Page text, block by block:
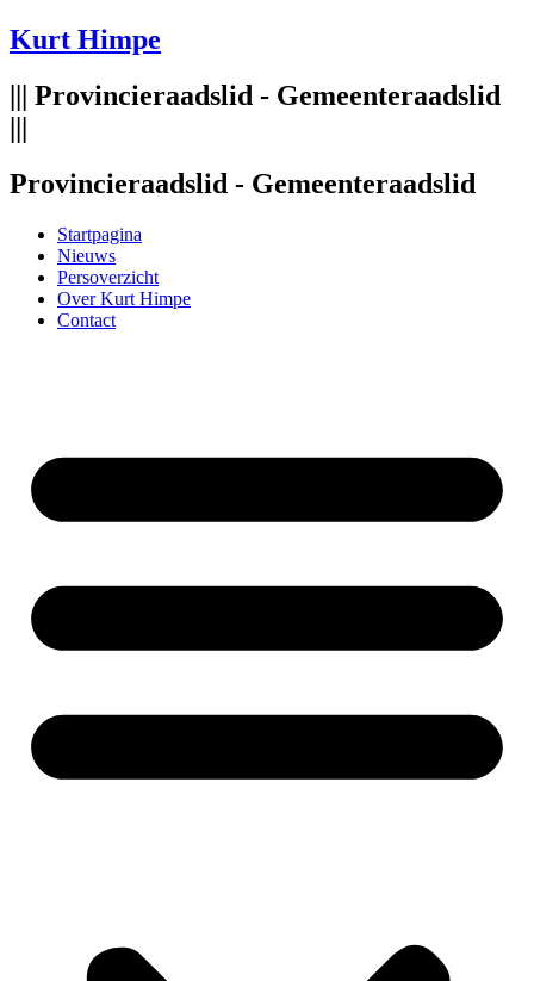
Spring
naar
inhoud
Kurt Himpe
||| Provincieraadslid - Gemeenteraadslid
|||
Provincieraadslid - Gemeenteraadslid
Startpagina
Nieuws
Persoverzicht
Over Kurt Himpe
Contact